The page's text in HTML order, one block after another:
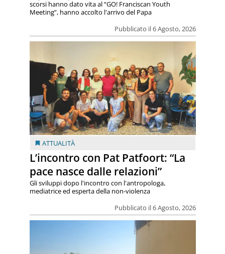
Pubblicato il 6 Agosto, 2026
scorsi hanno dato vita al “GO! Franciscan Youth
Meeting”, hanno accolto l'arrivo del Papa
ATTUALITÀ
L’incontro con Pat Patfoort: “La
pace nasce dalle relazioni”
Pubblicato il 6 Agosto, 2026
Gli sviluppi dopo l'incontro con l'antropologa,
mediatrice ed esperta della non-violenza